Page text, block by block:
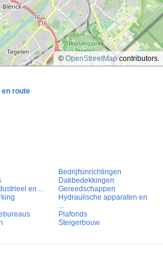
© OpenStreetMapcontributors.
en route
Bedrijfsinrichtingen
Dakbedekkingen
en ...
Gereedschappen
Hydraulische apparaten en
...
Plafonds
Steigerbouw